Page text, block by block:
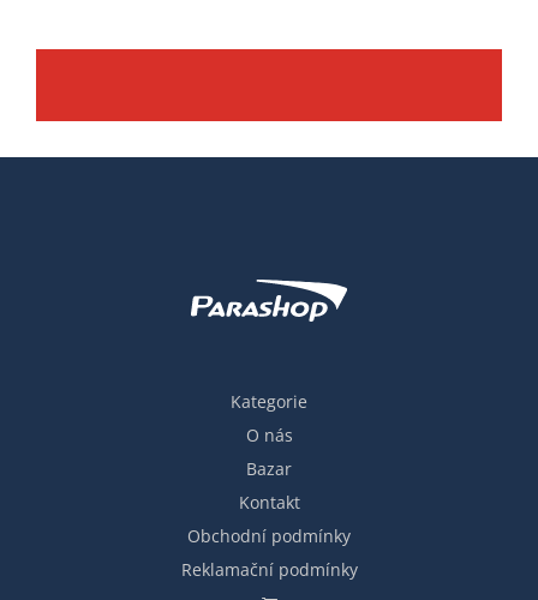
Kategorie
O nás
Bazar
Kontakt
Obchodní podmínky
Reklamační podmínky